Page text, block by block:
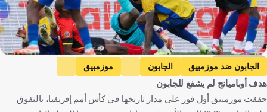
Getty Images
الجابون ضد موزمبيق الجابون
موزمبيق
كأس أمم إفريقيا
الغابون
هدف أوباميانج لم يشفع للجابون
حققت موزمبيق أول فوز على مدار تاريخها في كأس أمم إفريقيا، بالتفوق